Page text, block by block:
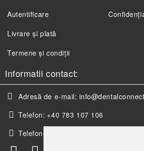
Autentificare
Livrare și plată
Termene și condiții
Informatii contact:
Adresă de e-mail:
Telefon: +40 783 107 106
Telefon: